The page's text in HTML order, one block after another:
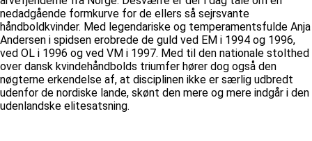
nedadgående formkurve for de ellers så sejrsvante
håndboldkvinder. Med legendariske og temperamentsfulde Anja
Andersen i spidsen erobrede de guld ved EM i 1994 og 1996,
ved OL i 1996 og ved VM i 1997. Med til den nationale stolthed
over dansk kvindehåndbolds triumfer hører dog også den
nøgterne erkendelse af, at disciplinen ikke er særlig udbredt
udenfor de nordiske lande, skønt den mere og mere indgår i den
udenlandske elitesatsning.